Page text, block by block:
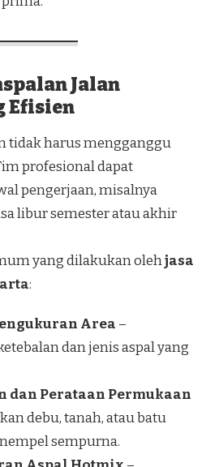
Jalan
Efisien
tidak harus mengganggu
profesional dapat
pengerjaan, misalnya
libur semester atau akhir
yang dilakukan olehjasa
:
Area –
dan jenis aspal yang
dan Perataan Permukaan
debu, tanah, atau batu
sempurna.